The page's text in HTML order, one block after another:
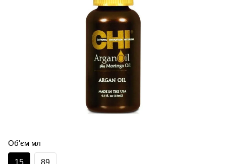
Об'єм мл
15 89